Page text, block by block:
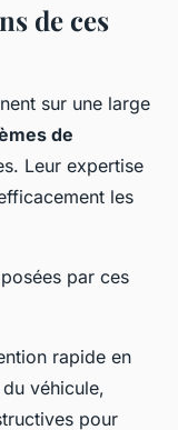
de ces
sur une large
de
Leur expertise
les
par ces
rapide en
véhicule,
pour